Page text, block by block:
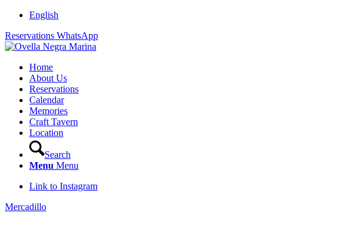
English
Reservations WhatsApp
Home
About Us
Reservations
Calendar
Memories
Craft Tavern
Location
Search
Menu Menu
Link to Instagram
Mercadillo